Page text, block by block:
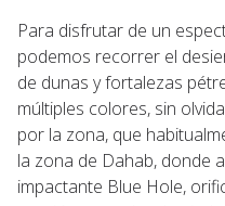
Para disfrutar de un
podemos recorrer el
de dunas y fortalezas
múltiples colores, sin
por la zona, que
la zona de Dahab, donde
impactante Blue Hole,